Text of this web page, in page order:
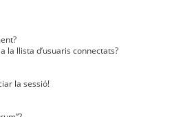
la llista d’usuaris connectats?
la sessió!